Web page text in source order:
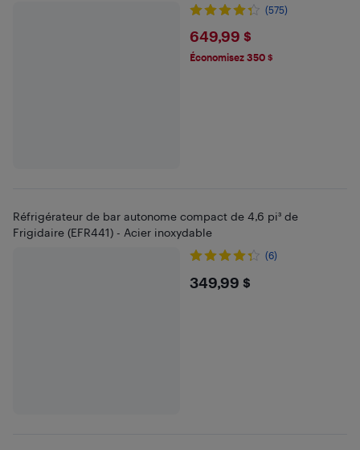
(575)
$649.99
649,99 $
Économisez 350 $
Réfrigérateur de bar autonome compact de 4,6 pi³ de
Frigidaire (EFR441) - Acier inoxydable
(6)
$349.99
349,99 $